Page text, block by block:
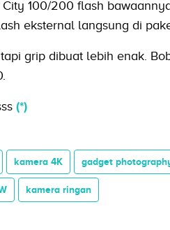
100/200 flash
eksternal langsung di
grip dibuat lebih enak.
(*)
kamera 4K gadget
kamera ringan